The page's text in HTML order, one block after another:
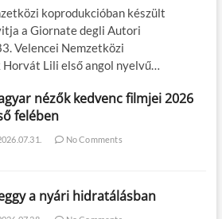
koprodukcióban készült
a Giornate degli Autori
Velencei Nemzetközi
Lili első angol nyelvű…
nézők kedvenc filmjei 2026
felében
No Comments
a nyári hidratálásban